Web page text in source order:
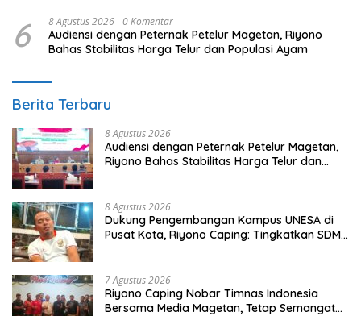
6 8 Agustus 2026 0 Komentar
Audiensi dengan Peternak Petelur Magetan, Riyono
Bahas Stabilitas Harga Telur dan Populasi Ayam
Berita Terbaru
8 Agustus 2026
Audiensi dengan Peternak Petelur Magetan,
Riyono Bahas Stabilitas Harga Telur dan
8 Agustus 2026
Dukung Pengembangan Kampus UNESA di
Pusat Kota, Riyono Caping: Tingkatkan SDM
7 Agustus 2026
Riyono Caping Nobar Timnas Indonesia
Bersama Media Magetan, Tetap Semangat